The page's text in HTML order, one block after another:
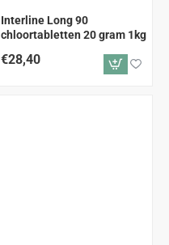
Interline Long 90
chloortabletten 20 gram 1kg
€28,40